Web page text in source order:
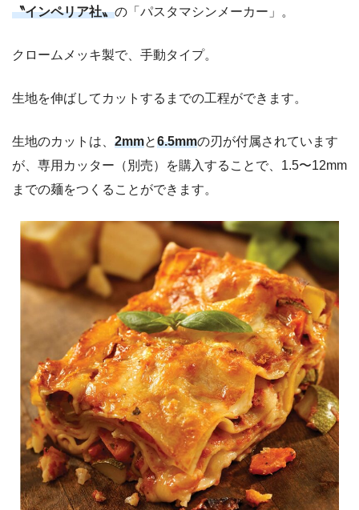
〝インペリア社〟の「パスタマシンメーカー」。
クロームメッキ製で、手動タイプ。
生地を伸ばしてカットするまでの工程ができます。
生地のカットは、 2mmと6.5mmの刃が付属されています
が、専用カッター（別売）を購入することで、1.5〜12mm
までの麺をつくることができます。